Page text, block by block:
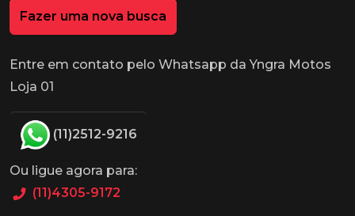
Fazer uma nova busca
Entre em contato pelo Whatsapp da Yngra Motos
Loja 01
(11)2512-9216
Ou ligue agora para:
(11)4305-9172